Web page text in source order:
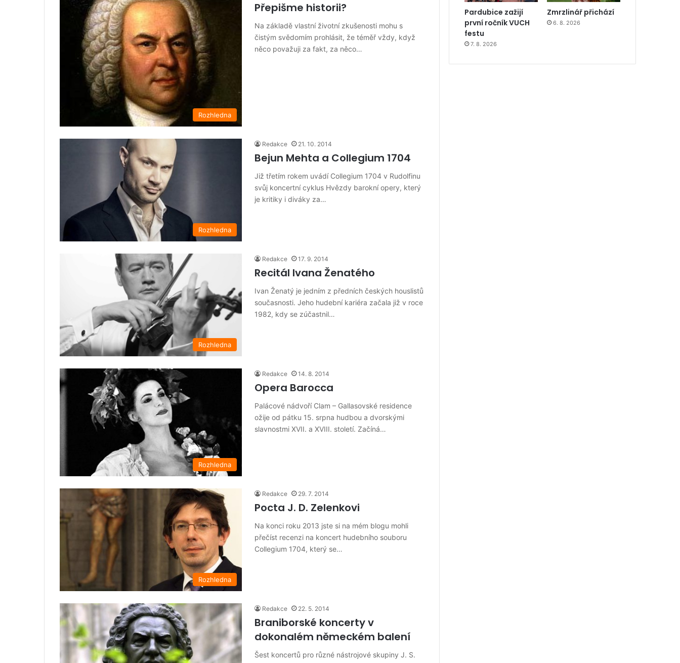
Rozhledna
Přepišme historii?
Na základě vlastní životní zkušenosti mohu s
čistým svědomím prohlásit, že téměř vždy, když
něco považuji za fakt, za něco…
Rozhledna
Redakce 21. 10. 2014
Bejun Mehta a Collegium 1704
Již třetím rokem uvádí Collegium 1704 v Rudolfinu
svůj koncertní cyklus Hvězdy barokní opery, který
je kritiky i diváky za…
Rozhledna
Redakce 17. 9. 2014
Recitál Ivana Ženatého
Ivan Ženatý je jedním z předních českých houslistů
současnosti. Jeho hudební kariéra začala již v roce
1982, kdy se zúčastnil…
Rozhledna
Redakce 14. 8. 2014
Opera Barocca
Palácové nádvoří Clam – Gallasovské residence
ožije od pátku 15. srpna hudbou a dvorskými
slavnostmi XVII. a XVIII. století. Začíná…
Rozhledna
Redakce 29. 7. 2014
Pocta J. D. Zelenkovi
Na konci roku 2013 jste si na mém blogu mohli
přečíst recenzi na koncert hudebního souboru
Collegium 1704, který se…
Redakce 22. 5. 2014
Braniborské koncerty v
dokonalém německém balení
Šest koncertů pro různé nástrojové skupiny J. S.
Pardubice zažijí
první ročník VUCH
festu
7. 8. 2026
Zmrzlinář přichází
6. 8. 2026